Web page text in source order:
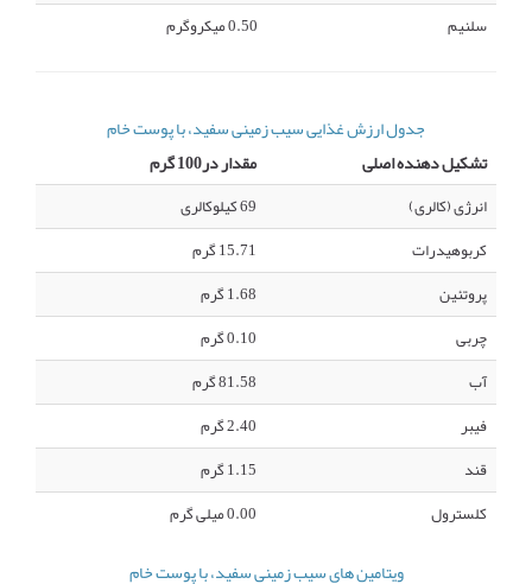
جدول ارزش غذایی سیب زمینی سفید، با پوست خام
تشکیل دهنده اصلی
مقدار در100 گرم
انرژی (کالری)
69 کیلوکالری
کربوهیدرات
15.71 گرم
پروتئین
1.68 گرم
چربی
0.10 گرم
آب
81.58 گرم
فیبر
2.40 گرم
قند
1.15 گرم
کلسترول
0.00 میلی گرم
ویتامین های سیب زمینی سفید، با پوست خام
سلنیم
0.50 میکروگرم